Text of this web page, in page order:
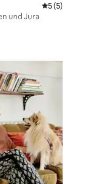
5, 16 Bewertungen
5 (5)
und Jura